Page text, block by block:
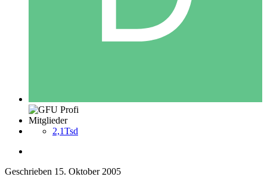
Mitglieder
2,1Tsd
Geschrieben 15. Oktober 2005